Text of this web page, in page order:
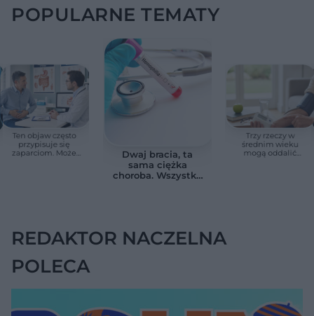
POPULARNE TEMATY
Ten objaw często
przypisuje się
zaparciom. Może
Dwaj bracia, ta
sama ciężka
choroba. Wszystko
Trzy rzeczy w
średnim wieku
mogą oddalić
REDAKTOR NACZELNA
POLECA